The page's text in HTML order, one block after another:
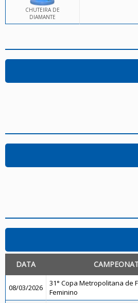
CHUTEIRA DE
DIAMANTE
DATA
08/03/2026
31° Copa Metropolitana de
Feminino